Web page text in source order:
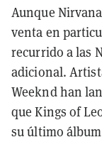
Aunque
venta en
recurrido a las
adicional.
Weeknd han
que Kings of
su último